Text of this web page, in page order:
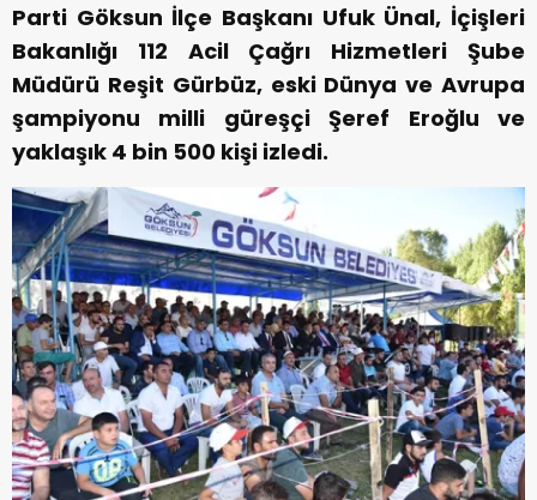
Parti Göksun İlçe Başkanı Ufuk Ünal, İçişleri
Bakanlığı 112 Acil Çağrı Hizmetleri Şube
Müdürü Reşit Gürbüz, eski Dünya ve Avrupa
şampiyonu milli güreşçi Şeref Eroğlu ve
yaklaşık 4 bin 500 kişi izledi.